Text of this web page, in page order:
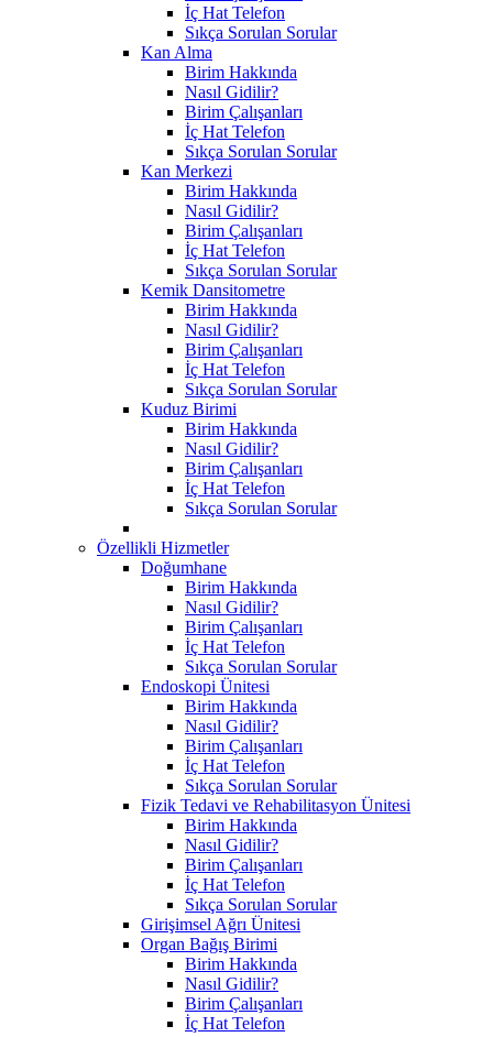
İç Hat Telefon
Sıkça Sorulan Sorular
Kan Alma
Birim Hakkında
Nasıl Gidilir?
Birim Çalışanları
İç Hat Telefon
Sıkça Sorulan Sorular
Kan Merkezi
Birim Hakkında
Nasıl Gidilir?
Birim Çalışanları
İç Hat Telefon
Sıkça Sorulan Sorular
Kemik Dansitometre
Birim Hakkında
Nasıl Gidilir?
Birim Çalışanları
İç Hat Telefon
Sıkça Sorulan Sorular
Kuduz Birimi
Birim Hakkında
Nasıl Gidilir?
Birim Çalışanları
İç Hat Telefon
Sıkça Sorulan Sorular
Özellikli Hizmetler
Doğumhane
Birim Hakkında
Nasıl Gidilir?
Birim Çalışanları
İç Hat Telefon
Sıkça Sorulan Sorular
Endoskopi Ünitesi
Birim Hakkında
Nasıl Gidilir?
Birim Çalışanları
İç Hat Telefon
Sıkça Sorulan Sorular
Fizik Tedavi ve Rehabilitasyon Ünitesi
Birim Hakkında
Nasıl Gidilir?
Birim Çalışanları
İç Hat Telefon
Sıkça Sorulan Sorular
Girişimsel Ağrı Ünitesi
Organ Bağış Birimi
Birim Hakkında
Nasıl Gidilir?
Birim Çalışanları
İç Hat Telefon